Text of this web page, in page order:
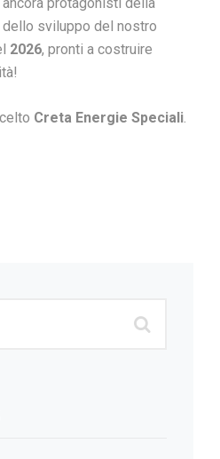
sviluppo del nostro
2026, pronti a costruire
Creta Energie Speciali